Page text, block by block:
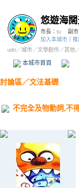
悠遊海
市長： tu
副市
加入本城市
推
udn／城市／文學創作／其他
本城市首頁
討論區／文法基礎
不完全及物動詞,不